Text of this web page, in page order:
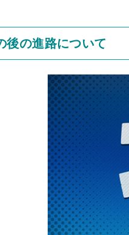
後の進路について